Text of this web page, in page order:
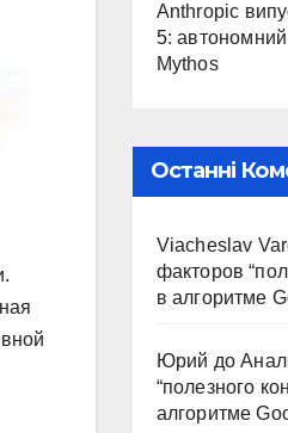
Anthropic
5:
Mythos
Останні
Viacheslav
факторов
в алгоритме
Юрий до
“полезного
алгоритме